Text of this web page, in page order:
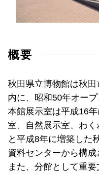
概要
秋田県立博物館は秋
内に、昭和50年オー
本館展示室は平成16
室、自然展示室、わ
と平成8年に増築した
資料センターから構成
また、分館として重